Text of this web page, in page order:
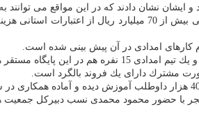
نشان دادند كه در این مواقع می توانند
مدیرعامل جمعیت هلال احمر كردستان هم در سخنانی اظهار داشت: برای
كارهای امدادی در آن پیش بینی شده است.
مشترك دارای یك فروند بالگرد است.
فجر با حضور محمود محمدی نسب دبیركل